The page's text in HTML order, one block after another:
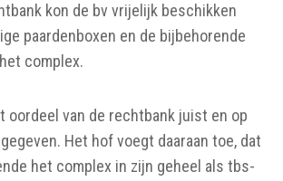
kon de bv vrijelijk beschikken
paardenboxen en de bijbehorende
complex.
oordeel van de rechtbank juist en op
Het hof voegt daaraan toe, dat
het complex in zijn geheel als tbs-